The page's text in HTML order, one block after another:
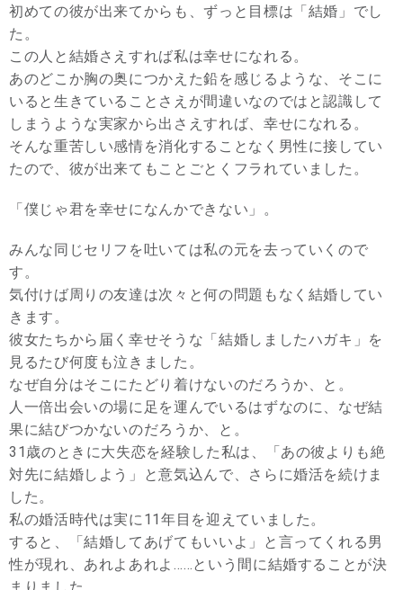
初めての彼が出来てからも、ずっと目標は「結婚」でし
た。
この人と結婚さえすれば私は幸せになれる。
あのどこか胸の奥につかえた鉛を感じるような、そこに
いると生きていることさえが間違いなのではと認識して
しまうような実家から出さえすれば、幸せになれる。
そんな重苦しい感情を消化することなく男性に接してい
たので、彼が出来てもことごとくフラれていました。
「僕じゃ君を幸せになんかできない」。
みんな同じセリフを吐いては私の元を去っていくので
す。
気付けば周りの友達は次々と何の問題もなく結婚してい
きます。
彼女たちから届く幸せそうな「結婚しましたハガキ」を
見るたび何度も泣きました。
なぜ自分はそこにたどり着けないのだろうか、と。
人一倍出会いの場に足を運んでいるはずなのに、なぜ結
果に結びつかないのだろうか、と。
31歳のときに大失恋を経験した私は、「あの彼よりも絶
対先に結婚しよう」と意気込んで、さらに婚活を続けま
した。
私の婚活時代は実に11年目を迎えていました。
すると、「結婚してあげてもいいよ」と言ってくれる男
性が現れ、あれよあれよ……という間に結婚することが決